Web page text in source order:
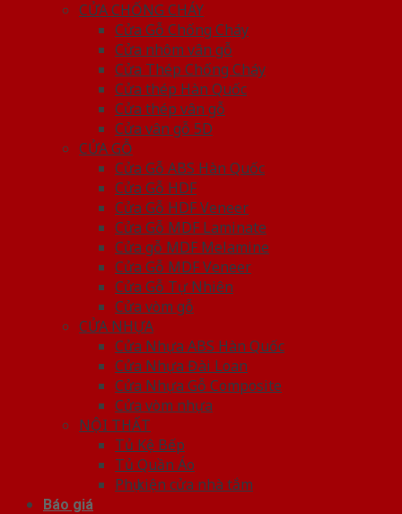
CỬA CHỐNG CHÁY
Cửa Gỗ Chống Cháy
Cửa nhôm vân gỗ
Cửa Thép Chống Cháy
Cửa thép Hàn Quốc
Cửa thép vân gỗ
Cửa vân gỗ 5D
CỬA GỖ
Cửa Gỗ ABS Hàn Quốc
Cửa Gỗ HDF
Cửa Gỗ HDF Veneer
Cửa Gỗ MDF Laminate
Cửa gỗ MDF Melamine
Cửa Gỗ MDF Veneer
Cửa Gỗ Tự Nhiên
Cửa vòm gỗ
CỬA NHỰA
Cửa Nhựa ABS Hàn Quốc
Cửa Nhựa Đài Loan
Cửa Nhựa Gỗ Composite
Cửa vòm nhựa
NỘI THẤT
Tủ Kệ Bếp
Tủ Quần Áo
Phụ kiện cửa nhà tắm
Báo giá